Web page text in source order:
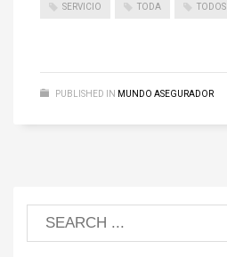
SERVICIO TODA TODOS
PUBLISHED IN MUNDO ASEGURADOR